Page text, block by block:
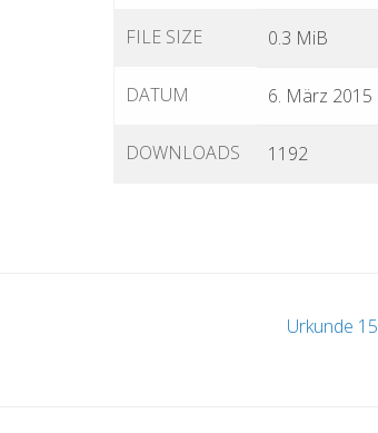
FILE SIZE 0.3 MiB
DATUM 6. März 2015
DOWNLOADS 1192
Urkunde 15